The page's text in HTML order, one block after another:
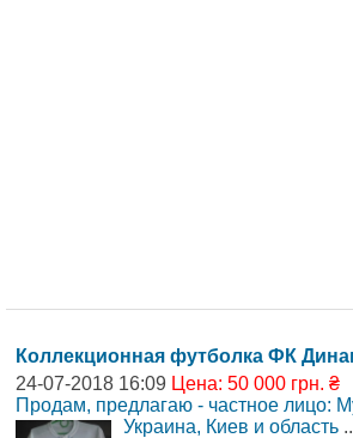
Коллекционная футболка ФК
24-07-2018 16:09 Цена: 50 000 грн. ₴
Продам, предлагаю - частное лицо:
Украина, Киев и область